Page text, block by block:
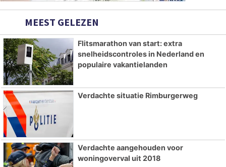
MEEST GELEZEN
Flitsmarathon van start: extra
snelheidscontroles in Nederland en
populaire vakantielanden
Verdachte situatie Rimburgerweg
Verdachte aangehouden voor
woningoverval uit 2018